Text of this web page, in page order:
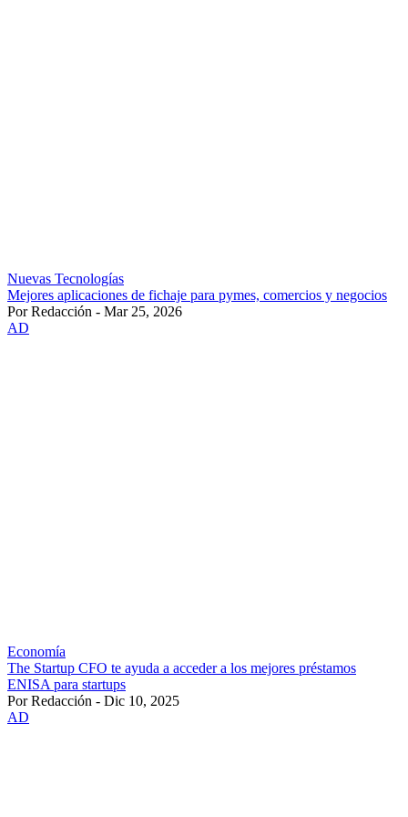
Nuevas Tecnologías
Mejores aplicaciones de fichaje para pymes, comercios y negocios
Por Redacción - Mar 25, 2026
AD
Economía
The Startup CFO te ayuda a acceder a los mejores préstamos
ENISA para startups
Por Redacción - Dic 10, 2025
AD